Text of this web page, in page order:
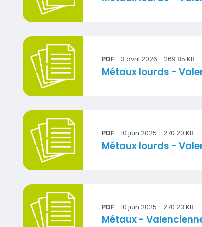
2025_metaux_VA1_0.pdf
PDF- 3 avril 2026 - 269.85 KB
Titre
Métaux lourds -
2024_metaux_VA1.pdf
PDF- 10 juin 2025 - 270.20 KB
Titre
Métaux lourds -
2023_metaux_VA1.pdf
PDF- 10 juin 2025 - 270.23 KB
Titre
Métaux -